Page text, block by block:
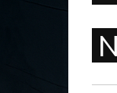
Na madrugada de hoje (9/1) bandidos invadiram e levaram tudo do estúdio do DJ Raffa em Brasília,